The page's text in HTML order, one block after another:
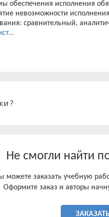
обеспечения исполнения
невозможности
сравнительный,
?
Не смогли найти
можете заказать учебную
Оформите заказ и авторы